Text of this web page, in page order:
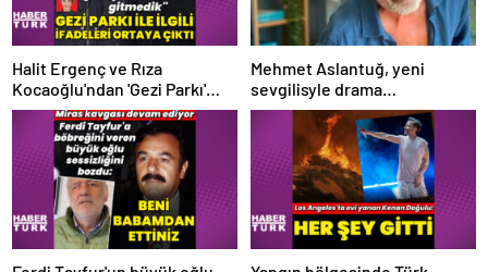
Halit Ergenç ve Rıza
Kocaoğlu'ndan 'Gezi Parkı'
ifadesi – Magazin haberleri
Mehmet Aslantuğ, yeni
sevgilisyle drama
çalışmalarında tanıştı –
Magazin haberleri